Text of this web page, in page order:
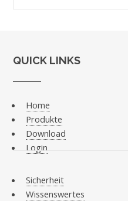
QUICK LINKS
Home
Produkte
Download
Login
Sicherheit
Wissenswertes